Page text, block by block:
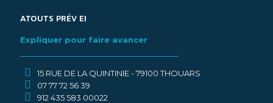
ATOUTS PRÉV EI
Expliquer pour faire avancer
15 RUE DE LA QUINTINIE - 79100 THOUARS
07 77 72 56 39
912 435 583 00022